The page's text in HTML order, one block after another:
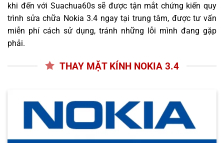
khi đến với Suachua60s sẽ được tận mắt chứng kiến quy
trình sửa chữa Nokia 3.4 ngay tại trung tâm, được tư vấn
miễn phí cách sử dụng, tránh những lỗi mình đang gặp
phải.
THAY MẶT KÍNH NOKIA 3.4